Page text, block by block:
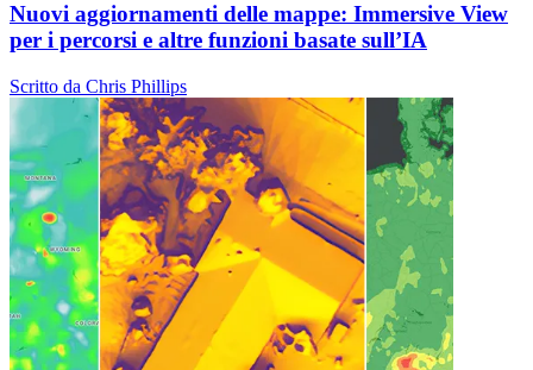
Nuovi aggiornamenti delle mappe: Immersive View
per i percorsi e altre funzioni basate sull’IA
Scritto da Chris Phillips